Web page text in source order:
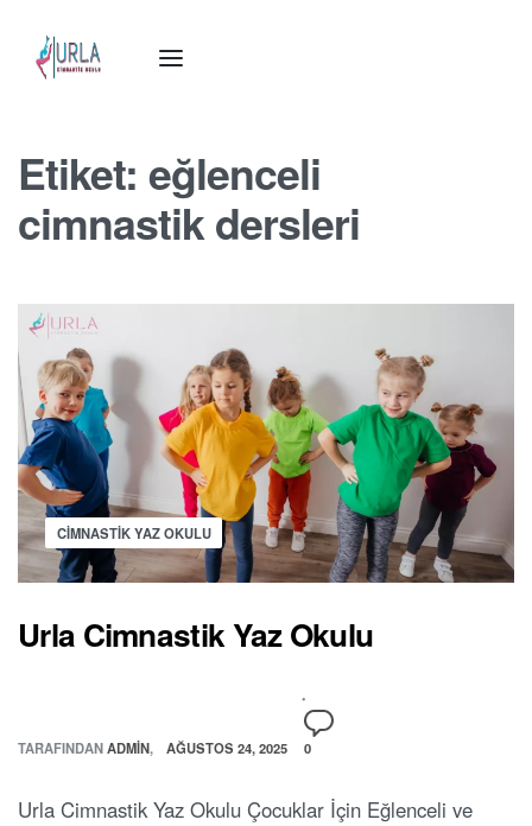
Etiket: eğlenceli
cimnastik dersleri
CIMNASTIK YAZ OKULU
Urla Cimnastik Yaz Okulu
TARAFINDANADMIN AĞUSTOS 24, 2025 0
Urla Cimnastik Yaz Okulu Çocuklar İçin Eğlenceli ve